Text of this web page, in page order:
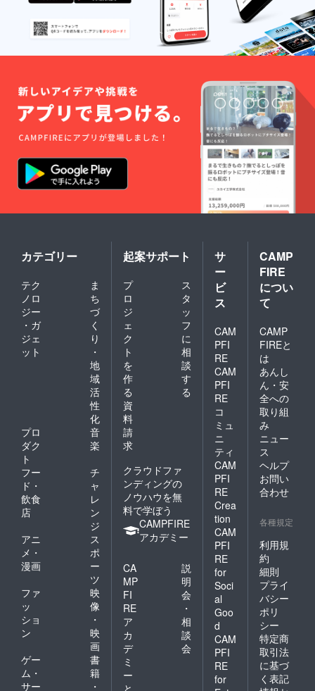
カテゴリー
テク
ノロ
ジー
・ガ
ジェ
ット
ま
ち
づ
く
り
・
地
域
活
性
化
プロ
ダク
ト
音
楽
フー
ド・
飲食
店
チ
ャ
レ
ン
ジ
アニ
メ・
漫画
ス
ポ
ー
ツ
ファ
ッ
ショ
ン
映
像
・
映
画
ゲー
ム・
サー
書
籍
・
起案サポート
プ
ロ
ジ
ェ
ク
ト
を
作
る
ス
タ
ッ
フ
に
相
談
す
る
資
料
請
求
クラウドファ
ンディングの
ノウハウを無
料で学ぼう
CAMPFIRE
アカデミー
CA
MP
FI
RE
ア
カ
デ
ミ
ー
と
説
明
会
・
相
談
会
サ
ー
ビ
ス
CAM
PFI
RE
CAM
PFI
RE
コ
ミュ
ニ
ティ
CAM
PFI
RE
Crea
tion
CAM
PFI
RE
for
Soci
al
Goo
d
CAM
PFI
RE
for
CAMP
FIRE
につい
て
CAMP
FIREと
は
あんし
ん・安
全への
取り組
み
ニュー
ス
ヘルプ
お問い
合わせ
各種規定
利用規
約
細則
プライ
バシー
ポリ
シー
特定商
取引法
に基づ
く表記